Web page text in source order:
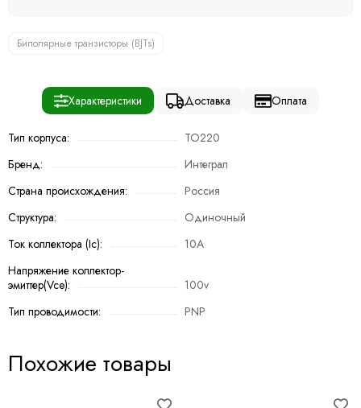
Биполярные транзисторы (BJTs)
Характеристики Доставка Оплата
Тип корпуса:
TO220
Бренд:
Интеграл
Страна происхождения:
Россия
Структура:
Одиночный
Ток коллектора (Ic):
10A
Напряжение коллектор-
эмиттер(Vce):
100v
Тип проводимости:
PNP
Похожие товары